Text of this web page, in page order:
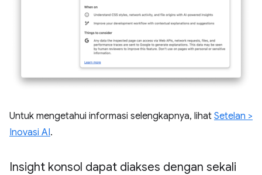
Untuk mengetahui informasi selengkapnya, lihat Setelan >
Inovasi AI.
Insight konsol dapat diakses dengan sekali